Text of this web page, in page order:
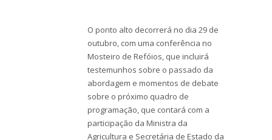
O ponto alto decorrerá no dia 29 de
outubro, com uma conferência no
Mosteiro de Refóios, que incluirá
testemunhos sobre o passado da
abordagem e momentos de debate
sobre o próximo quadro de
programação, que contará com a
participação da Ministra da
Agricultura e Secretária de Estado da